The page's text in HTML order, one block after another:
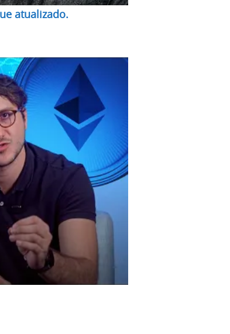
atualizado.